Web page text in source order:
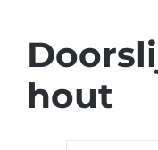
hout